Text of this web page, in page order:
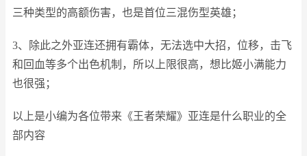
三种类型的高额伤害，也是首位三混伤型英雄；
3、除此之外亚连还拥有霸体，无法选中大招，位移，击飞
和回血等多个出色机制，所以上限很高，想比姬小满能力
也很强；
以上是小编为各位带来《王者荣耀》亚连是什么职业的全
部内容